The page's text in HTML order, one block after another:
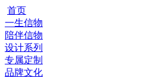
首页
一生信物
陪伴信物
设计系列
专属定制
品牌文化